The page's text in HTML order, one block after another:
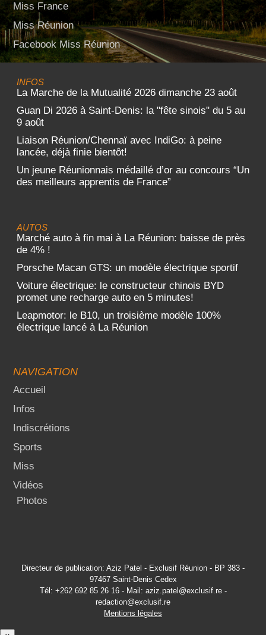
Miss France
Miss Réunion
Facebook Miss Réunion
INFOS
La Marche de la Mutualité 2026 dimanche 23 août
Guan Di 2026 à Saint-Denis: la "fête sinois" du 5 au
9 août
Liaison Réunion/Chennaï avec IndiGo: à peine
lancée, déjà finie bientôt!
Un jeune Réunionnais médaillé d’or au concours “Un
des meilleurs apprentis de France”
AUTOS
Marché auto à fin mai à La Réunion: baisse de près
de 4% !
Porsche Macan GTS: un modèle électrique sportif
Voiture électrique: le constructeur chinois BYD
promet une recharge auto en 5 minutes!
Leapmotor: le B10, un troisième modèle 100%
électrique lancé à La Réunion
NAVIGATION
Accueil
Infos
Indiscrétions
Sports
Miss
Vidéos
Photos
Directeur de publication: Aziz Patel - Exclusif Réunion - BP 383 -
97467 Saint-Denis Cedex
Tél: +262 692 85 26 16 - Mail: aziz.patel@exclusif.re -
redaction@exclusif.re
Mentions légales